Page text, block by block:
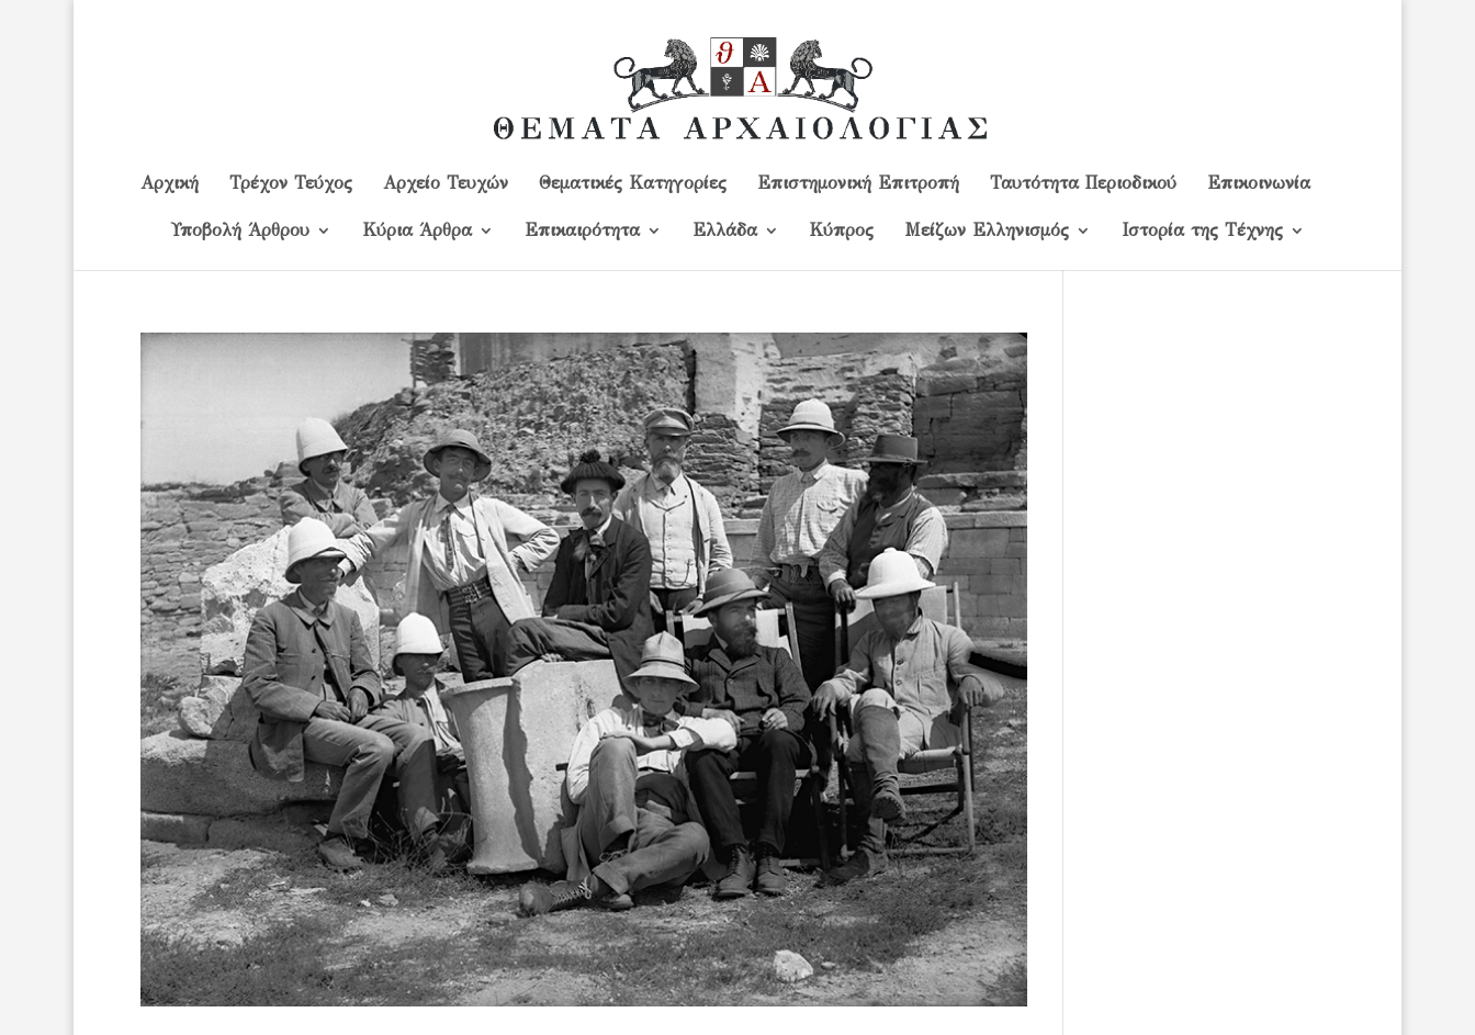
Αρχική Τρέχον Τεύχος Αρχείο Τευχών Θεματικές Κατηγορίες Επιστημονική Επιτροπή Ταυτότητα Περιοδικού Επικοινωνία
Υποβολή Άρθρου Κύρια Άρθρα Επικαιρότητα Ελλάδα Kύπρος Μείζων Ελληνισμός Ιστορία της Τέχνης